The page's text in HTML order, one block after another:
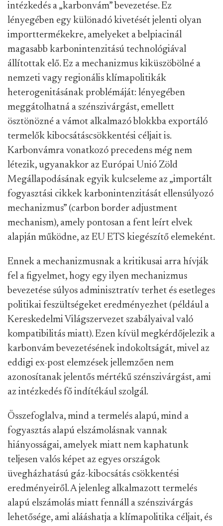
intézkedés a „karbonvám” bevezetése. Ez
lényegében egy különadó kivetését jelenti olyan
importtermékekre, amelyeket a belpiacinál
magasabb karbonintenzitású technológiával
állítottak elő. Ez a mechanizmus kiküszöbölné a
nemzeti vagy regionális klímapolitikák
heterogenitásának problémáját: lényegében
meggátolhatná a szénszivárgást, emellett
ösztönözné a vámot alkalmazó blokkba exportáló
termelők kibocsátáscsökkentési céljait is.
Karbonvámra vonatkozó precedens még nem
létezik, ugyanakkor az Európai Unió Zöld
Megállapodásának egyik kulcseleme az „importált
fogyasztási cikkek karbonintenzitását ellensúlyozó
mechanizmus” (carbon border adjustment
mechanism), amely pontosan a fent leírt elvek
alapján működne, az EU ETS kiegészítő elemeként.
Ennek a mechanizmusnak a kritikusai arra hívják
fel a figyelmet, hogy egy ilyen mechanizmus
bevezetése súlyos adminisztratív terhet és esetleges
politikai feszültségeket eredményezhet (például a
Kereskedelmi Világszervezet szabályaival való
kompatibilitás miatt). Ezen kívül megkérdőjelezik a
karbonvám bevezetésének indokoltságát, mivel az
eddigi ex-post elemzések jellemzően nem
azonosítanak jelentős mértékű szénszivárgást, ami
az intézkedés fő indítékául szolgál.
Összefoglalva, mind a termelés alapú, mind a
fogyasztás alapú elszámolásnak vannak
hiányosságai, amelyek miatt nem kaphatunk
teljesen valós képet az egyes országok
üvegházhatású gáz-kibocsátás csökkentési
eredményeiről. A jelenleg alkalmazott termelés
alapú elszámolás miatt fennáll a szénszivárgás
lehetősége, ami alááshatja a klímapolitika céljait, és